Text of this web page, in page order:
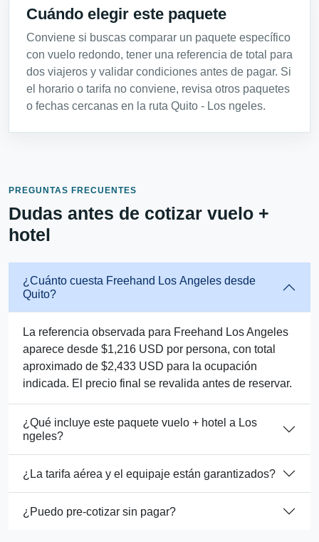
Cuándo elegir este paquete
Conviene si buscas comparar un paquete específico
con vuelo redondo, tener una referencia de total para
dos viajeros y validar condiciones antes de pagar. Si
el horario o tarifa no conviene, revisa otros paquetes
o fechas cercanas en la ruta Quito - Los ngeles.
PREGUNTAS FRECUENTES
Dudas antes de cotizar vuelo +
hotel
¿Cuánto cuesta Freehand Los Angeles desde
Quito?
La referencia observada para Freehand Los Angeles
aparece desde $1,216 USD por persona, con total
aproximado de $2,433 USD para la ocupación
indicada. El precio final se revalida antes de reservar.
¿Qué incluye este paquete vuelo + hotel a Los
ngeles?
¿La tarifa aérea y el equipaje están garantizados?
¿Puedo pre-cotizar sin pagar?